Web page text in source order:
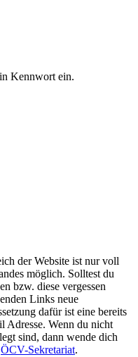
Kennwort ein.
der Website ist nur voll
möglich. Solltest du
bzw. diese vergessen
Links neue
dafür ist eine bereits
Adresse. Wenn du nicht
sind, dann wende dich
ÖCV-Sekretariat.